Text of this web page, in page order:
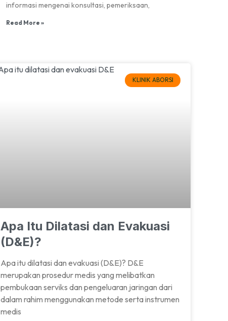
informasi mengenai konsultasi, pemeriksaan,
Read More »
KLINIK ABORSI
Apa Itu Dilatasi dan Evakuasi
(D&E)?
Apa itu dilatasi dan evakuasi (D&E)? D&E
merupakan prosedur medis yang melibatkan
pembukaan serviks dan pengeluaran jaringan dari
dalam rahim menggunakan metode serta instrumen
medis